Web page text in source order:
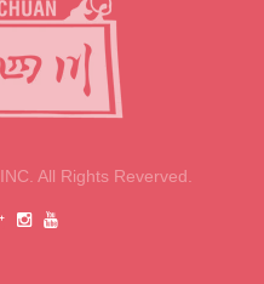
INC. All Rights Reverved.